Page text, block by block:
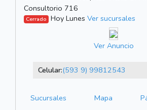
Consultorio 716
Cerrado Hoy Lunes Ver sucursales
Ver Anuncio
Celular:(593 9) 99812543
Sucursales Mapa